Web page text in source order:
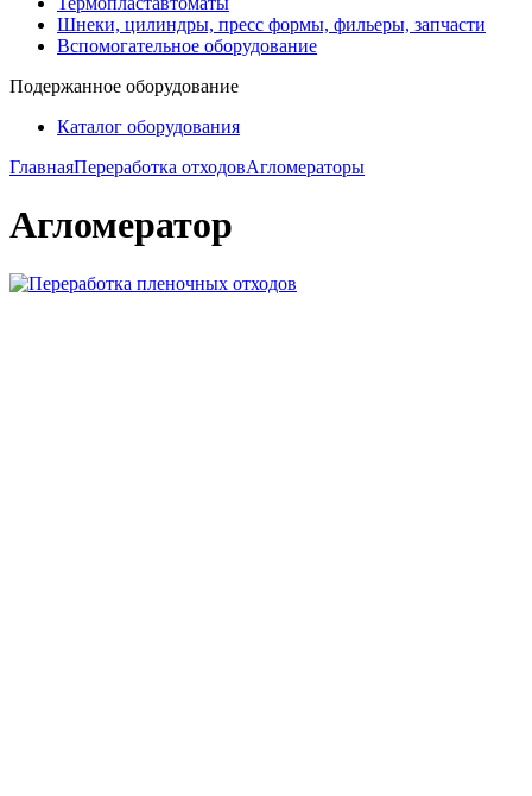
Шнеки, цилиндры, пресс формы, фильеры, запчасти
Вспомогательное оборудование
Подержанное оборудование
Каталог оборудования
ГлавнаяПереработка отходовАгломераторы
Агломератор